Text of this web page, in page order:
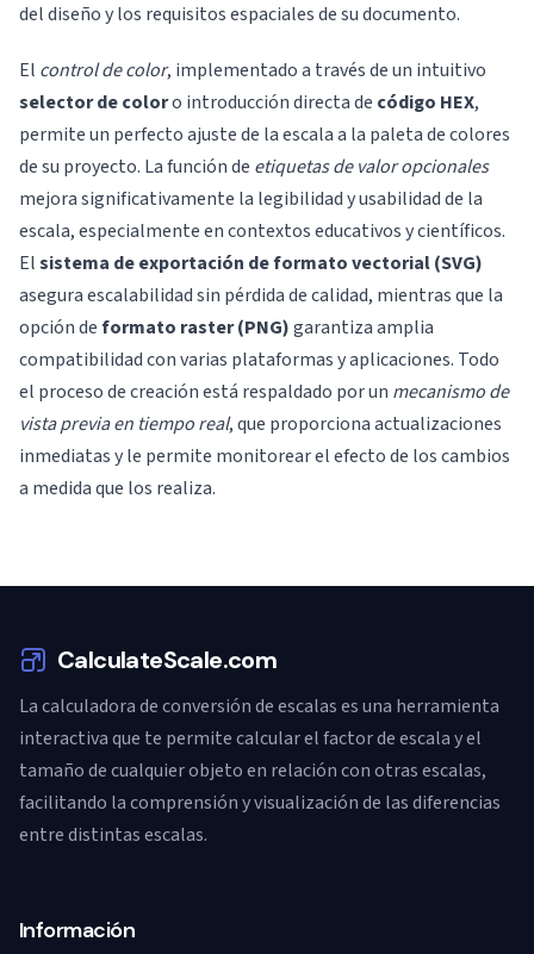
del diseño y los requisitos espaciales de su documento.
El control de color, implementado a través de un intuitivo
selector de coloro introducción directa de código HEX,
permite un perfecto ajuste de la escala a la paleta de colores
de su proyecto. La función de etiquetas de valor opcionales
mejora significativamente la legibilidad y usabilidad de la
escala, especialmente en contextos educativos y científicos.
Elsistema de exportación de formato vectorial (SVG)
asegura escalabilidad sin pérdida de calidad, mientras que la
opción deformato raster (PNG)garantiza amplia
compatibilidad con varias plataformas y aplicaciones. Todo
el proceso de creación está respaldado por un mecanismo de
vista previa en tiempo real, que proporciona actualizaciones
inmediatas y le permite monitorear el efecto de los cambios
a medida que los realiza.
CalculateScale.com
La calculadora de conversión de escalas es una herramienta
interactiva que te permite calcular el factor de escala y el
tamaño de cualquier objeto en relación con otras escalas,
facilitando la comprensión y visualización de las diferencias
entre distintas escalas.
Información